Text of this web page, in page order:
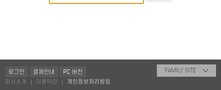
로그인 결제안내
PC 버전
회사소개
이용약관 개인정보처리방침
FAMILY SITE